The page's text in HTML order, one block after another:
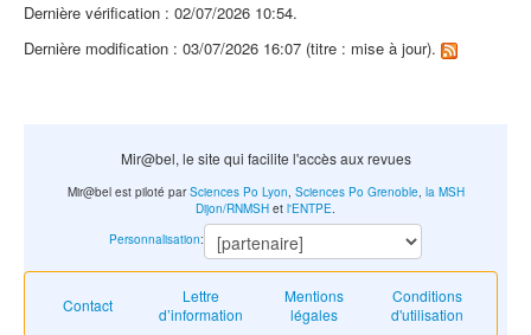
Dernière vérification : 02/07/2026 10:54.
Dernière modification : 03/07/2026 16:07 (titre : mise à jour).
Mir@bel, le site qui facilite l'accès aux revues
Contact
Lettre
d’information
Mentions
légales
Conditions
d'utilisation
Mir@bel est piloté parSciences Po Lyon Sciences Po Grenoble, la MSH
Dijon/RNMSH et l'ENTPE
Personnalisation: